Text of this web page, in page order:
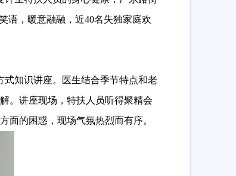
语，暖意融融，近40名失独家庭欢
知识讲座。医生结合季节特点和老
。讲座现场，特扶人员听得聚精会
面的困惑，现场气氛热烈而有序。